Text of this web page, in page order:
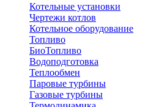
Котельные установки
Чертежи котлов
Котельное оборудование
Топливо
БиоТопливо
Водоподготовка
Теплообмен
Паровые турбины
Газовые турбины